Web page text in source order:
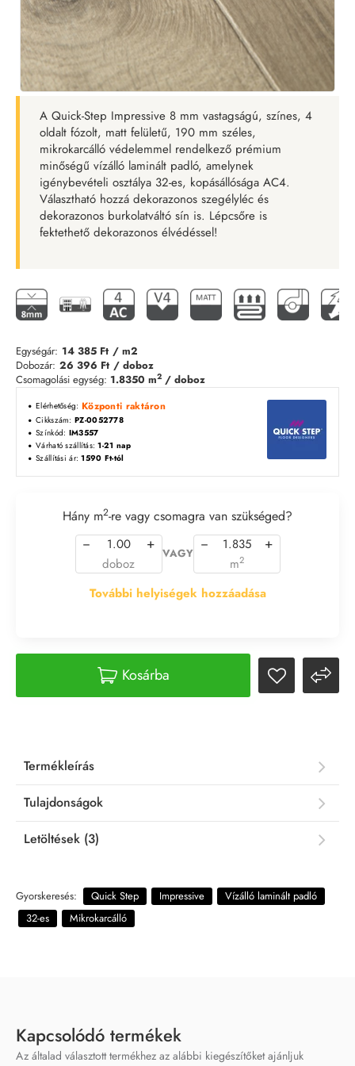
A Quick-Step Impressive 8 mm vastagságú, színes, 4
oldalt fózolt, matt felületű, 190 mm széles,
mikrokarcálló védelemmel rendelkező prémium
minőségű vízálló laminált padló, amelynek
igénybevételi osztálya 32-es, kopásállósága AC4.
Választható hozzá dekorazonos szegélyléc és
dekorazonos burkolatváltó sín is. Lépcsőre is
fektethető dekorazonos élvédéssel!
Egységár: 14 385 Ft / m2
Dobozár: 26 396 Ft / doboz
Csomagolási egység: 1.8350 m2 / doboz
Elérhetőség: Központi raktáron
Cikkszám: PZ-0052778
Színkód: IM3557
Várható szállítás: 1-21 nap
Szállítási ár: 1590 Ft-tól
További helyiségek hozzáadása
Hány m2-re vagy csomagra van szükséged?
− +
doboz
VAGY
− +
m2
Kosárba
Termékleírás
Tulajdonságok
Letöltések (3)
Gyorskeresés: Quick Step Impressive
Vízálló laminált padló
32-es
Mikrokarcálló
Kapcsolódó termékek
Az általad választott termékhez az alábbi kiegészítőket ajánljuk